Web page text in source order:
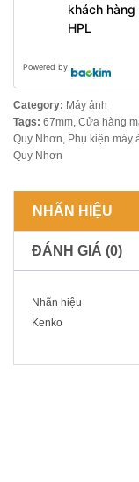
khách
HPL
Powered by
Category: Máy ảnh
Tags: 67mm, Cửa hàng
Quy Nhơn, Phụ kiện máy
Quy Nhơn
NHÃN HIỆU
ĐÁNH GIÁ (0)
Nhãn hiệu
Kenko